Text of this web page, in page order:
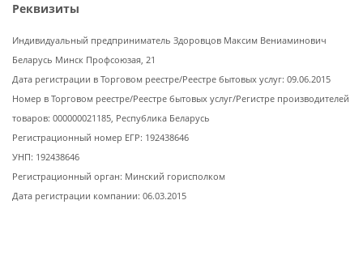
Реквизиты
Индивидуальный предприниматель Здоровцов Максим Вениаминович
Беларусь Минск Профсоюзая, 21
Дата регистрации в Торговом реестре/Реестре бытовых услуг: 09.06.2015
Номер в Торговом реестре/Реестре бытовых услуг/Регистре производителей
товаров: 000000021185, Республика Беларусь
Регистрационный номер ЕГР: 192438646
УНП: 192438646
Регистрационный орган: Минский горисполком
Дата регистрации компании: 06.03.2015